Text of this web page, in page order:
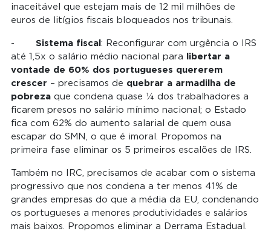
inaceitável que estejam mais de 12 mil milhões de
euros de litígios fiscais bloqueados nos tribunais.
- Sistema fiscal: Reconfigurar com urgência o IRS
até 1,5x o salário médio nacional para libertar a
vontade de 60% dos portugueses quererem
crescer – precisamos de quebrar a armadilha de
pobrezaque condena quase ¼ dos trabalhadores a
ficarem presos no salário mínimo nacional; o Estado
fica com 62% do aumento salarial de quem ousa
escapar do SMN, o que é imoral. Propomos na
primeira fase eliminar os 5 primeiros escalões de IRS.
Também no IRC, precisamos de acabar com o sistema
progressivo que nos condena a ter menos 41% de
grandes empresas do que a média da EU, condenando
os portugueses a menores produtividades e salários
mais baixos. Propomos eliminar a Derrama Estadual.